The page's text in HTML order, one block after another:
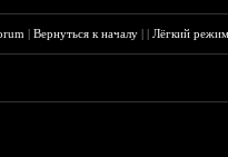
|Вернуться к началу ||Лёгкий